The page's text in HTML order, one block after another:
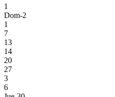
1
Dom-2
1
7
13
14
20
27
3
6